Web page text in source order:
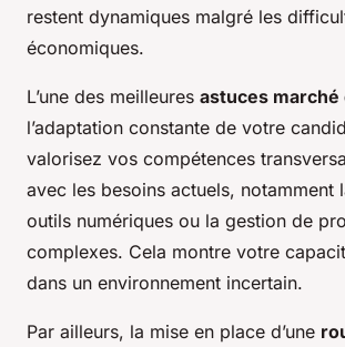
restent dynamiques malgré les
économiques.
L’une des meilleures astuces marché
l’adaptation constante de votre
valorisez vos compétences
avec les besoins actuels, notamment
outils numériques ou la gestion de
complexes. Cela montre votre
dans un environnement incertain.
Par ailleurs, la mise en place d’une